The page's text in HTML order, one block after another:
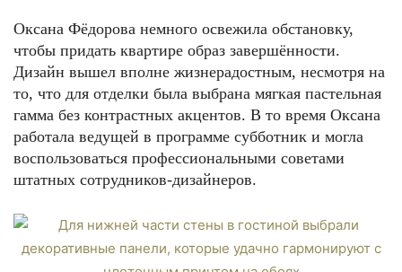
Оксана Фёдорова немного освежила обстановку,
чтобы придать квартире образ завершённости.
Дизайн вышел вполне жизнерадостным, несмотря на
то, что для отделки была выбрана мягкая пастельная
гамма без контрастных акцентов. В то время Оксана
работала ведущей в программе субботник и могла
воспользоваться профессиональными советами
штатных сотрудников-дизайнеров.